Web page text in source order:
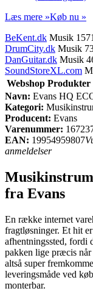
Læs mere »Køb nu »
BeKent.dk Musik
DrumCity.dk Musik
DanGuitar.dk Musik
SoundStoreXL.com
Webshop Produkter
Navn: Evans HQ
Kategori:
Producent: Evans
Varenummer:
EAN: 19954959807
anmeldelser
fra Evans
En række internet
fragtløsninger. Et hit
afhentningssted, fordi
pakken lige præcis når
altså super
leveringsmåde ved
monterbar.